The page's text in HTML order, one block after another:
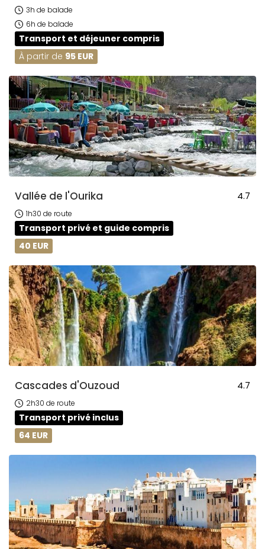
3h de balade
6h de balade
Transport et déjeuner compris
À partir de 95 EUR
Vallée de l'Ourika 4.7
1h30 de route
Transport privé et guide compris
40 EUR
Cascades d'Ouzoud 4.7
2h30 de route
Transport privé inclus
64 EUR